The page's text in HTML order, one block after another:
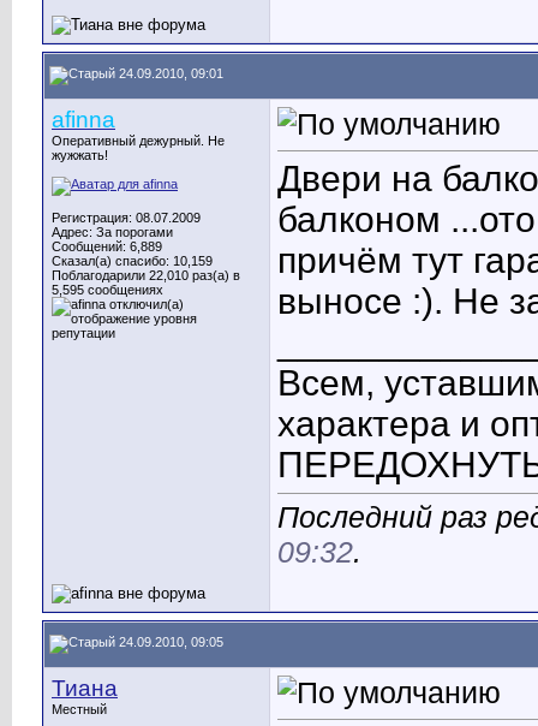
24.09.2010, 09:01
afinna
Оперативный дежурный. Не
жужжать!
Регистрация: 08.07.2009
Адрес: За порогами
Сообщений: 6,889
Сказал(а) спасибо: 10,159
Поблагодарили 22,010 раз(а) в
5,595 сообщениях
Двери на
балконом
причём тут
выносе :). Не
Всем,
характера и
Последний раз
09:32.
24.09.2010, 09:05
Тиана
Местный